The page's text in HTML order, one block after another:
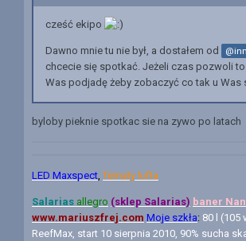
cześć ekipo
Dawno mnie tu nie był, a dostałem od
chcecie się spotkać. Jeżeli czas pozwoli
Was podjadę żeby zobaczyć co tak u Was
byloby pieknie spotkac sie na zywo po latach
LED Maxspect ,Tematy lufta
Salarias allegro (sklep Salarias) baner N
www.mariuszfrej.com Moje szkła: 80 l (105
ReefMax, start 10 sierpnia 2010, 90% sucha